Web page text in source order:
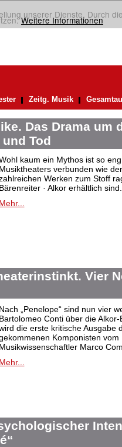
unserer Dienste. Durch
Weitere Informationen
Zeitg. Musik
Das Drama um
Tod
kaum ein Mythos ist so
Musiktheaters verbunden wie
Werken zum Stoff
Bärenreiter · Alkor erhältlich sind.
Mehr...
Vier
Nach „Penelope“ sind nun vier
Bartolomeo Conti über die
die erste kritische Ausgabe
Komponisten vom
Musikwissenschaftler Marco
Mehr...